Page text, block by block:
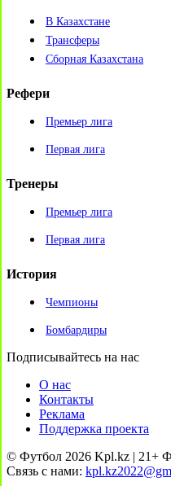
В Казахстане
Трансферы
Сборная Казахстана
Рефери
Премьер лига
Первая лига
Тренеры
Премьер лига
Первая лига
История
Чемпионы
Бомбардиры
Подписывайтесь на нас
О нас
Контакты
Реклама
Поддержка проекта
© Футбол 2026 Kpl.kz | 21+
Связь с нами: